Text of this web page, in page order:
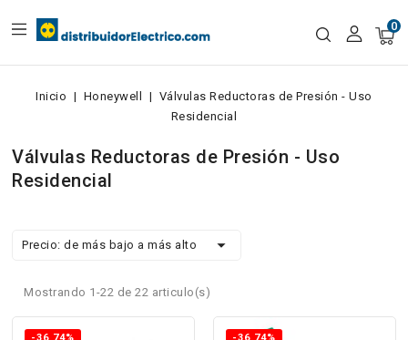
0
Inicio Honeywell
Válvulas Reductoras de Presión - Uso
Residencial
Válvulas Reductoras de Presión - Uso
Residencial
Precio: de más bajo a más alto 
Mostrando 1-22 de 22 articulo(s)